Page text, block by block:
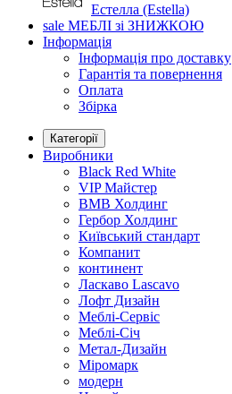
Естелла (Estella)
sale МЕБЛІ зі ЗНИЖКОЮ
Інформація
Інформація про доставку
Гарантія та повернення
Оплата
Збірка
Категорії
Виробники
Black Red White
VIP Майстер
ВМВ Холдинг
Гербор Холдинг
Київський стандарт
Компанит
континент
Ласкаво Lascavo
Лофт Дизайн
Меблі-Сервіс
Меблі-Січ
Метал-Дизайн
Міромарк
модерн